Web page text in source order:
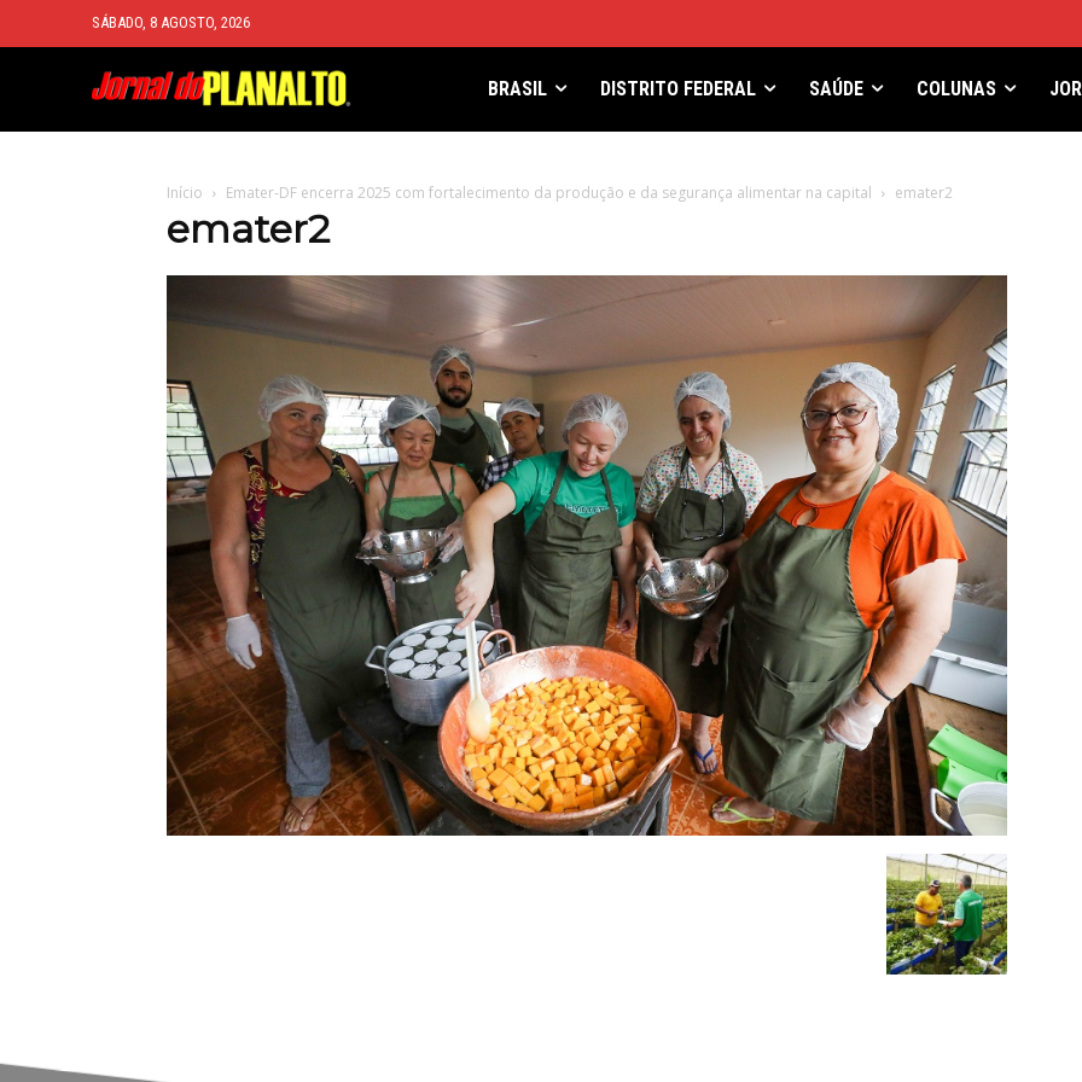
SÁBADO, 8 AGOSTO, 2026
BRASIL DISTRITO FEDERAL SAÚDE COLUNAS
Início Emater-DF encerra 2025 com fortalecimento da produção e da segurança alimentar na capital emater2
emater2